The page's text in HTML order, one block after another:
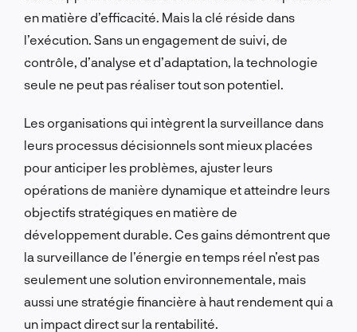
en matière d’efficacité. Mais la clé réside dans
l’exécution. Sans un engagement de suivi, de
contrôle, d’analyse et d’adaptation, la technologie
seule ne peut pas réaliser tout son potentiel.
Les organisations qui intègrent la surveillance dans
leurs processus décisionnels sont mieux placées
pour anticiper les problèmes, ajuster leurs
opérations de manière dynamique et atteindre leurs
objectifs stratégiques en matière de
développement durable. Ces gains démontrent que
la surveillance de l’énergie en temps réel n’est pas
seulement une solution environnementale, mais
aussi une stratégie financière à haut rendement qui a
un impact direct sur la rentabilité.